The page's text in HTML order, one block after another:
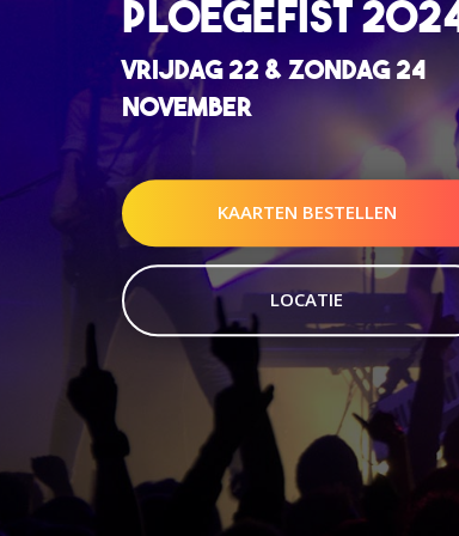
PLOEGEFIST 2024
VRIJDAG 22 & ZONDAG 24
NOVEMBER
KAARTEN BESTELLEN
LOCATIE